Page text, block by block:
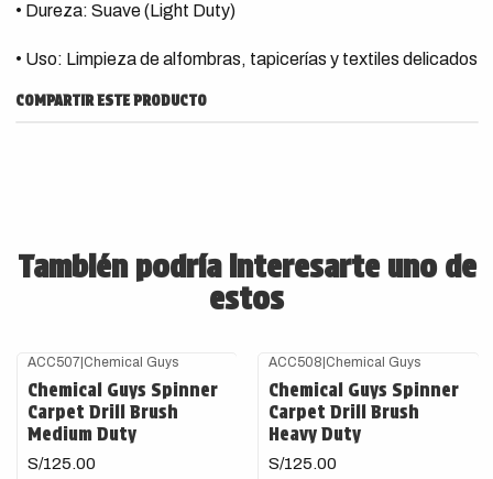
• Dureza: Suave (Light Duty)
• Uso: Limpieza de alfombras, tapicerías y textiles delicados
COMPARTIR ESTE PRODUCTO
También podría interesarte uno de
estos
ACC507|Chemical Guys
Chemical Guys Spinner
Carpet Drill Brush
Medium Duty
S/125.00
ACC508|Chemical Guys
Chemical Guys Spinner
Carpet Drill Brush
Heavy Duty
S/125.00